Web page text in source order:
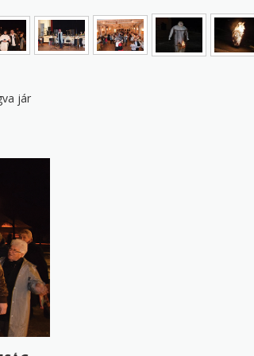
jár